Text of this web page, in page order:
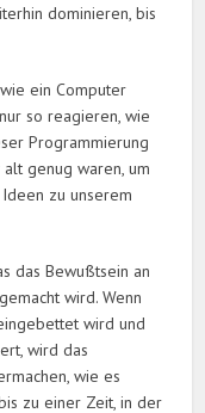
dominieren, bis
ein Computer
so reagieren, wie
Programmierung
genug waren, um
zu unserem
das Bewußtsein an
wird. Wenn
wird und
wird das
wie es
zu einer Zeit, in der